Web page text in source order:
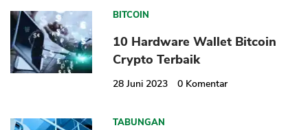
BITCOIN
10 Hardware Wallet Bitcoin
Crypto Terbaik
28 Juni 2023 0 Komentar
TABUNGAN